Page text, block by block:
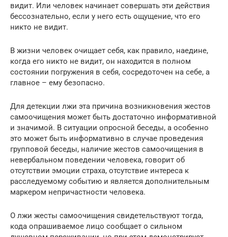
видит. Или человек начинает совершать эти действия
бессознательно, если у него есть ощущение, что его
никто не видит.
В жизни человек очищает себя, как правило, наедине,
когда его никто не видит, он находится в полном
состоянии погружения в себя, сосредоточен на себе, а
главное – ему безопасно.
Для детекции лжи эта причина возникновения жестов
самоочищения может быть достаточно информативной
и значимой. В ситуации опросной беседы, а особенно
это может быть информативно в случае проведения
групповой беседы, наличие жестов самоочищения в
невербальном поведении человека, говорит об
отсутствии эмоции страха, отсутствие интереса к
расследуемому событию и является дополнительным
маркером непричастности человека.
О лжи жесты самоочищения свидетельствуют тогда,
кода опрашиваемое лицо сообщает о сильном